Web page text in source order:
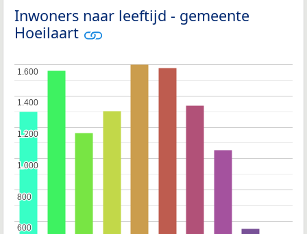
Inwoners naar leeftijd - gemeente
Hoeilaart
600
600
800
800
1.000
1.000
1.200
1.200
1.400
1.400
1.600
1.600